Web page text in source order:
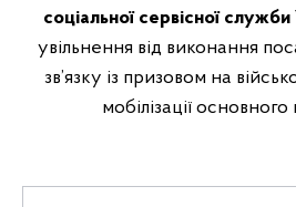
соціальної сервісної служби
увільнення від виконання
зв’язку із призовом на
мобілізації